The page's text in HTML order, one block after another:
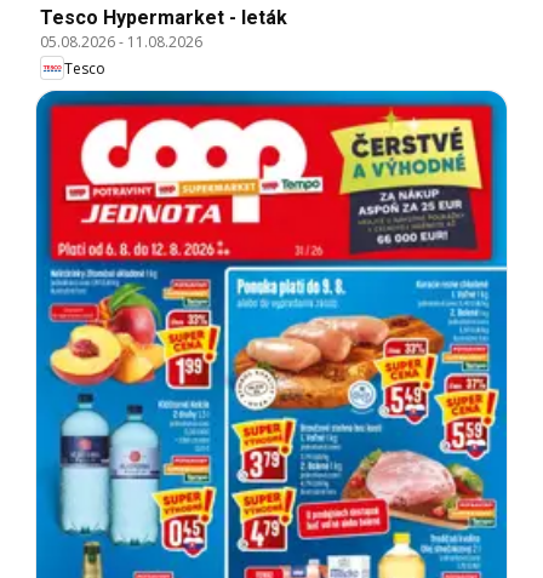
Tesco Hypermarket - leták
05.08.2026- 11.08.2026
Tesco